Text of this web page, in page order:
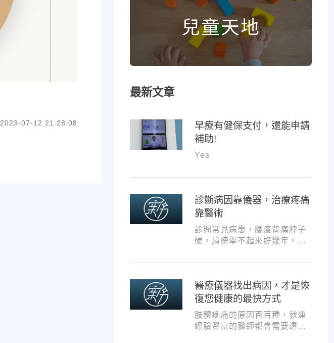
2023-07-12 21:28:08
兒童天地
最新文章
早療有健保支付，還能申請
補助!
Yes
診斷病因靠儀器，治療疼痛
靠醫術
診間常見病患，腰痠背痛脖子
硬，肩膀舉不起來好幾年。試
品，但疼痛總是時好時壞。
醫療儀器找出病因，才是恢
復您健康的最快方式
肢體疼痛的原因百百種，就連
經驗豐富的醫師都會需要透過